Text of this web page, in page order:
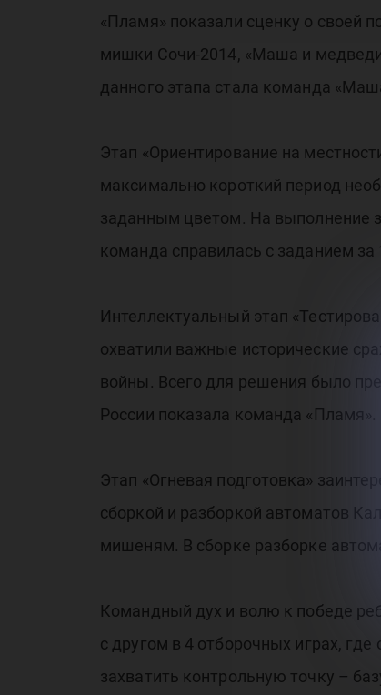
«Пламя» показали сценку о своей
мишки Сочи-2014, «Маша и
данного этапа стала команда
Этап «Ориентирование на
максимально короткий период
заданным цветом. На выполнение
команда справилась с заданием за
Интеллектуальный этап
охватили важные исторические
войны. Всего для решения было
России показала команда «Пламя».
Этап «Огневая подготовка»
сборкой и разборкой автоматов
мишеням. В сборке разборке
Командный дух и волю к победе
с другом в 4 отборочных играх,
захватить контрольную точку –